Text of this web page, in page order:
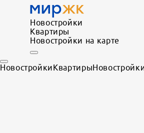
Новостройки
Квартиры
Новостройки на карте
НовостройкиКвартиры